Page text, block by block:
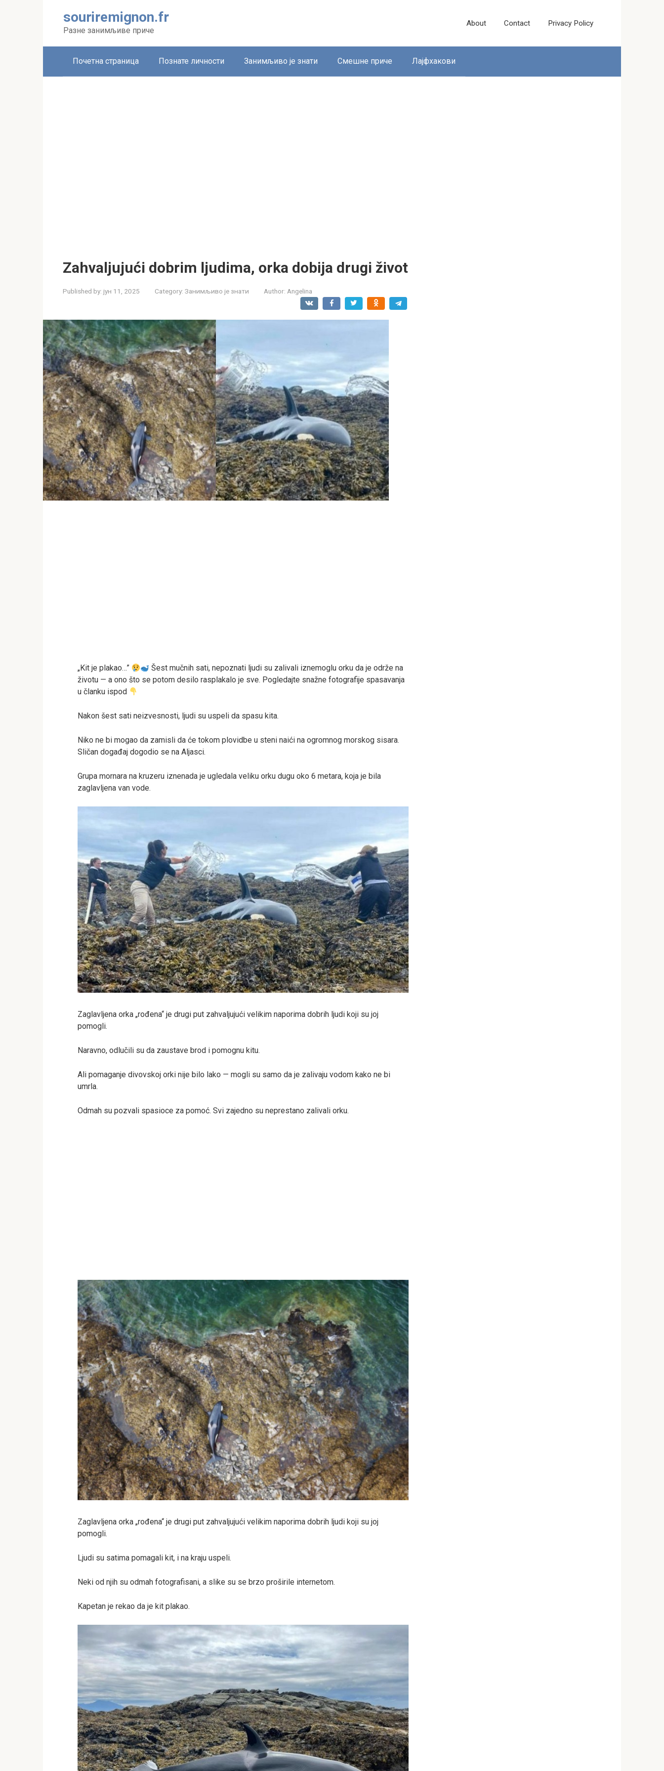
souriremignon.fr
Разне занимљиве приче
About Contact Privacy Policy
Почетна страница Познате личности Занимљиво је знати Смешне приче Лајфхакови
Zahvaljujući dobrim ljudima, orka dobija drugi život
Published by: јун 11, 2025 Category: Занимљиво је знати Author: Angelina
„Kit je plakao…”
Šest mučnih sati, nepoznati ljudi su zalivali iznemoglu orku da je održe na
životu — a ono što se potom desilo rasplakalo je sve. Pogledajte snažne fotografije spasavanja
u članku ispod
Nakon šest sati neizvesnosti, ljudi su uspeli da spasu kita.
Niko ne bi mogao da zamisli da će tokom plovidbe u steni naići na ogromnog morskog sisara.
Sličan događaj dogodio se na Aljasci.
Grupa mornara na kruzeru iznenada je ugledala veliku orku dugu oko 6 metara, koja je bila
zaglavljena van vode.
Zaglavljena orka „rođena“ je drugi put zahvaljujući velikim naporima dobrih ljudi koji su joj
pomogli.
Naravno, odlučili su da zaustave brod i pomognu kitu.
Ali pomaganje divovskoj orki nije bilo lako — mogli su samo da je zalivaju vodom kako ne bi
umrla.
Odmah su pozvali spasioce za pomoć. Svi zajedno su neprestano zalivali orku.
Zaglavljena orka „rođena“ je drugi put zahvaljujući velikim naporima dobrih ljudi koji su joj
pomogli.
Ljudi su satima pomagali kit, i na kraju uspeli.
Neki od njih su odmah fotografisani, a slike su se brzo proširile internetom.
Kapetan je rekao da je kit plakao.